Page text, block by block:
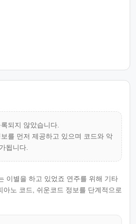
되지 않았습니다.
를 먼저 제공하고 있으며 코드와 악
됩니다.
이별을 하고 있었죠 연주를 위해 기타
아노 코드, 쉬운코드 정보를 단계적으로